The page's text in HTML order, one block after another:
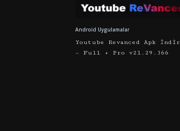
Android Uygulamalar
Youtube Revanced Apk İndir
– Full + Pro v21.29.366